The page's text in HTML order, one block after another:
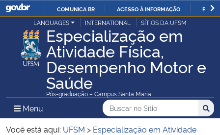
IR
PARA
O
CONTEÚDO
COMUNICA BR ACESSO À INFORMAÇÃO
Ministério da Justiça e Segurança Pública
Ministério da Defesa
Ministério das Relações Exteriores
LANGUAGES INTERNATIONAL SÍTIOS DA UFSM
Especialização em
Atividade Física,
Desempenho Motor e
Saúde
Pós-graduação – Campus Santa Maria
Menu Menu Principal do Sítio
Busca
Buscar no no Sítio
Busca:
Você está aqui: UFSM > Especialização em Atividade